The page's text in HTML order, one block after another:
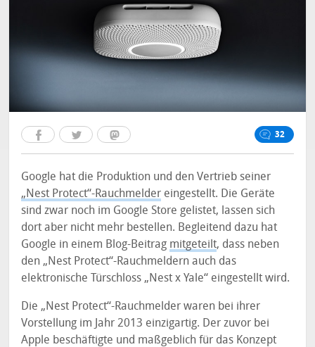
32
Google hat die Produktion und den Vertrieb seiner
„Nest Protect“-Rauchmelder eingestellt. Die Geräte
sind zwar noch im Google Store gelistet, lassen sich
dort aber nicht mehr bestellen. Begleitend dazu hat
Google in einem Blog-Beitrag mitgeteilt, dass neben
den „Nest Protect“-Rauchmeldern auch das
elektronische Türschloss „Nest x Yale“ eingestellt wird.
Die „Nest Protect“-Rauchmelder waren bei ihrer
Vorstellung im Jahr 2013 einzigartig. Der zuvor bei
Apple beschäftigte und maßgeblich für das Konzept